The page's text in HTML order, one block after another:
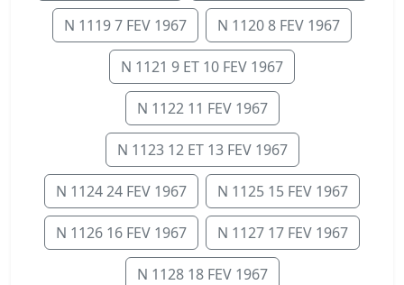
N 1119 7 FEV 1967 N 1120 8 FEV 1967
N 1121 9 ET 10 FEV 1967
N 1122 11 FEV 1967
N 1123 12 ET 13 FEV 1967
N 1124 24 FEV 1967 N 1125 15 FEV 1967
N 1126 16 FEV 1967 N 1127 17 FEV 1967
N 1128 18 FEV 1967